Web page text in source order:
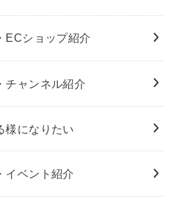
ECショップ紹介
チャンネル紹介
様になりたい
イベント紹介